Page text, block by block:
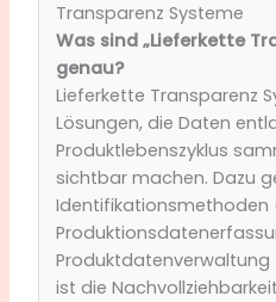
Transparenz Systeme
Was sind „Lieferkette
genau?
Lieferkette Transparenz
Lösungen, die Daten
Produktlebenszyklus
sichtbar machen. Dazu
Identifikationsmethoden
Produktdatenverwaltung
ist die